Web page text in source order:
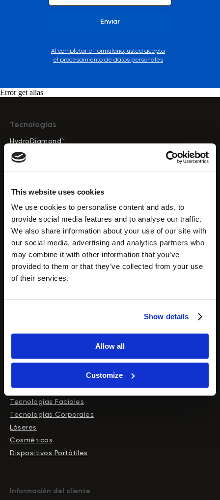
This website uses cookies
We use cookies to personalise content and ads, to
provide social media features and to analyse our traffic.
We also share information about your use of our site with
our social media, advertising and analytics partners who
may combine it with other information that you’ve
provided to them or that they’ve collected from your use
of their services.
Show details
Allow all
Customize
Enviar
Al completar el formulario, usted acepta
el procesamiento de datos personales
Error get alias
Tecnologías
HydroDiamond™
CryoElegance™
Cavitación por ultrasonido
Hidrodermoabrasión
Radiofrecuencia
Microcorriente
Tecnología HIFU
Microdermoabrasión
Análisis de la piel
Terapia de luz LED
Catálogo
Tecnologías Faciales
Tecnologías Corporales
Láseres
Cosméticos
Dispositivos Portátiles
Información del cliente